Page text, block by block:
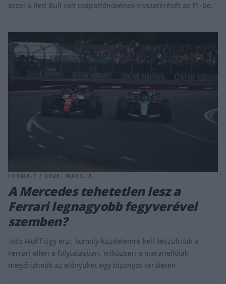
ezzel a Red Bull volt csapatfőnökének visszatérését az F1-be.
FORMA-1 / 2026. MÁRC. 8.
A Mercedes tehetetlen lesz a
Ferrari legnagyobb fegyverével
szemben?
Toto Wolff úgy érzi, komoly küzdelemre kell készülniük a
Ferrari ellen a folytatásban, miközben a maranellóiak
megőrizhetik az előnyüket egy bizonyos területen.